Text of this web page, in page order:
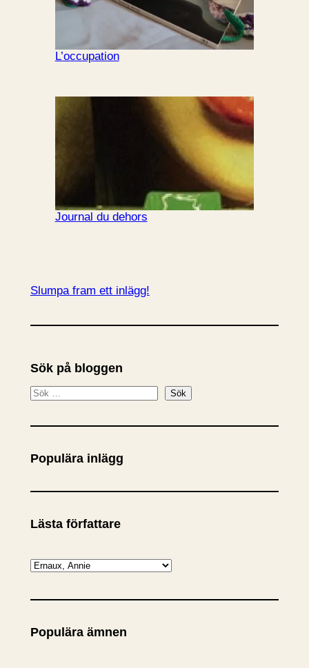
L’occupation
Journal du dehors
Slumpa fram ett inlägg!
Sök på bloggen
S
k
Sök
Populära inlägg
Lästa författare
K
t
g
Populära ämnen